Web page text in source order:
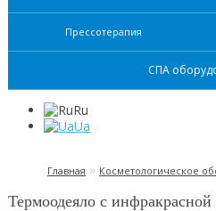
Прессотерапия
СПА
Ru
Ua
Главная » Косметологическое
Термоодеяло с инфракрасной